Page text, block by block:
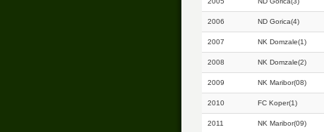
2006 ND Gorica(4)
2007 NK Domzale(1)
2008 NK Domzale(2)
2009 NK Maribor(08)
2010 FC Koper(1)
2011 NK Maribor(09)